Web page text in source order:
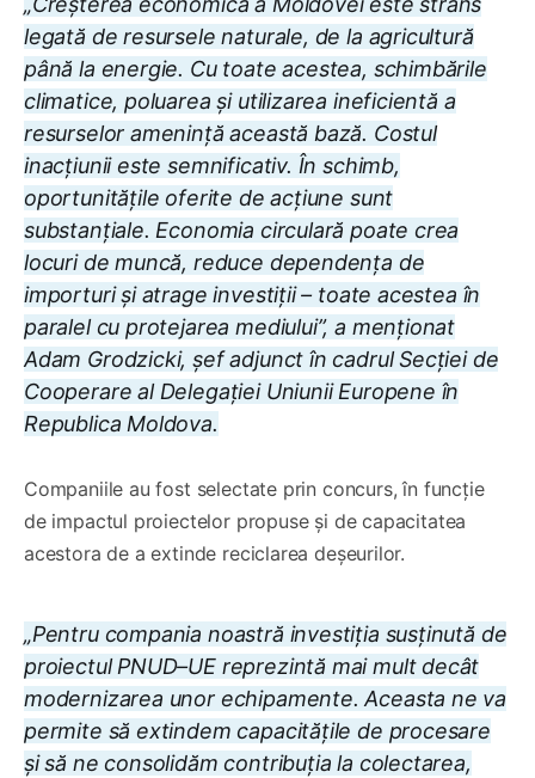
legată de resursele naturale, de la agricultură
până la energie. Cu toate acestea, schimbările
climatice, poluarea și utilizarea ineficientă a
resurselor amenință această bază. Costul
inacțiunii este semnificativ. În schimb,
oportunitățile oferite de acțiune sunt
substanțiale. Economia circulară poate crea
locuri de muncă, reduce dependența de
importuri și atrage investiții – toate acestea în
paralel cu protejarea mediului”, a menționat
Adam Grodzicki, șef adjunct în cadrul Secției de
Cooperare al Delegației Uniunii Europene în
Republica Moldova.
Companiile au fost selectate prin concurs, în funcție
de impactul proiectelor propuse și de capacitatea
acestora de a extinde reciclarea deșeurilor.
„Pentru compania noastră investiția susținută de
proiectul PNUD–UE reprezintă mai mult decât
modernizarea unor echipamente. Aceasta ne va
permite să extindem capacitățile de procesare
și să ne consolidăm contribuția la colectarea,